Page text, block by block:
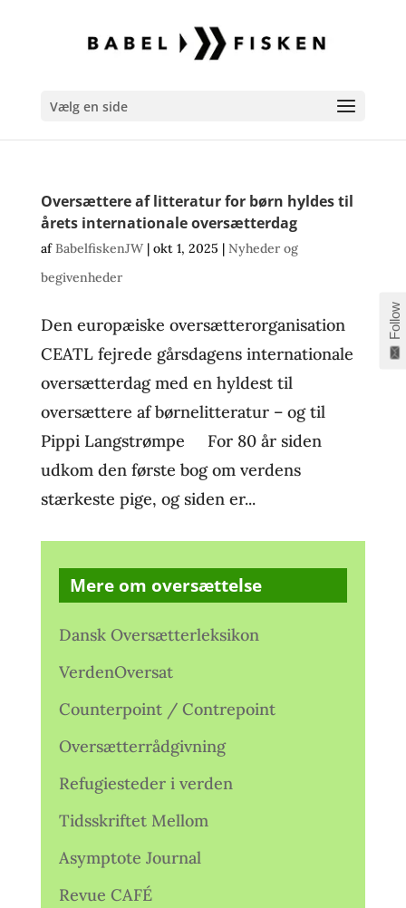
Vælg en side
Oversættere af litteratur for børn hyldes til
årets internationale oversætterdag
afBabelfiskenJW| okt 1, 2025 | Nyheder og
begivenheder
Den europæiske oversætterorganisation
CEATL fejrede gårsdagens internationale
oversætterdag med en hyldest til
oversættere af børnelitteratur – og til
Pippi Langstrømpe For 80 år siden
udkom den første bog om verdens
stærkeste pige, og siden er...
Mere om oversættelse
Dansk Oversætterleksikon
VerdenOversat
Counterpoint / Contrepoint
Oversætterrådgivning
Refugiesteder i verden
Tidsskriftet Mellom
Asymptote Journal
Revue CAFÉ
Follow